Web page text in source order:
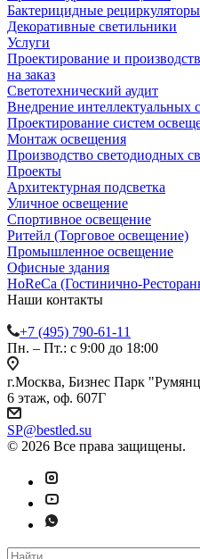
Бактерицидные рециркуляторы
Декоративные светильники
Услуги
Проектирование и
на заказ
Светотехнический аудит
Внедрение интеллектуальных
Проектирование систем
Монтаж освещения
Производство светодиодных
Проекты
Архитектурная подсветка
Уличное освещение
Спортивное освещение
Ритейл (Торговое освещение)
Промышленное освещение
Офисные здания
HoReCa (Гостинично-
Наши контакты
+7 (495) 790-61-11
Пн. – Пт.: с 9:00 до 18:00
г.Москва, Бизнес Парк
6 этаж, оф. 607Г
SP@bestled.su
© 2026 Все права защищены.